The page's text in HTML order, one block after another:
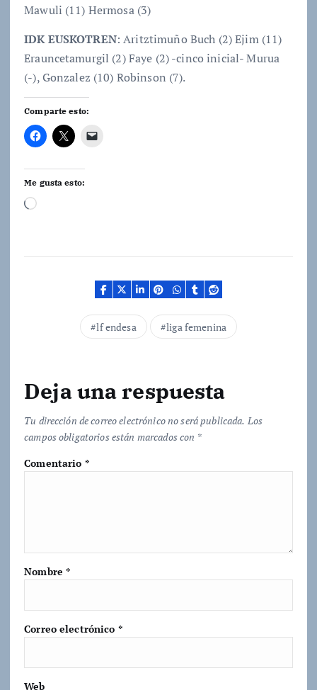
Mawuli (11) Hermosa (3)
IDK EUSKOTREN: Aritztimuño Buch (2) Ejim (11)
Erauncetamurgil (2) Faye (2) -cinco inicial- Murua
(-), Gonzalez (10) Robinson (7).
Comparte esto:
Me gusta esto:
C
g
.
lf endesa liga femenina
Deja una respuesta
Tu dirección de correo electrónico no será publicada. Los
campos obligatorios están marcados con *
Comentario *
Nombre*
Correo electrónico *
Web